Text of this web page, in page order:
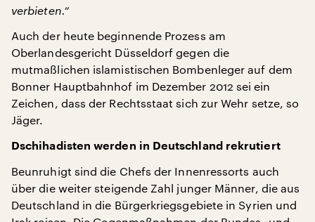
verbieten.“
Auch der heute beginnende Prozess am
Oberlandesgericht Düsseldorf gegen die
mutmaßlichen islamistischen Bombenleger auf dem
Bonner Hauptbahnhof im Dezember 2012 sei ein
Zeichen, dass der Rechtsstaat sich zur Wehr setze, so
Jäger.
Dschihadisten werden in Deutschland rekrutiert
Beunruhigt sind die Chefs der Innenressorts auch
über die weiter steigende Zahl junger Männer, die aus
Deutschland in die Bürgerkriegsgebiete in Syrien und